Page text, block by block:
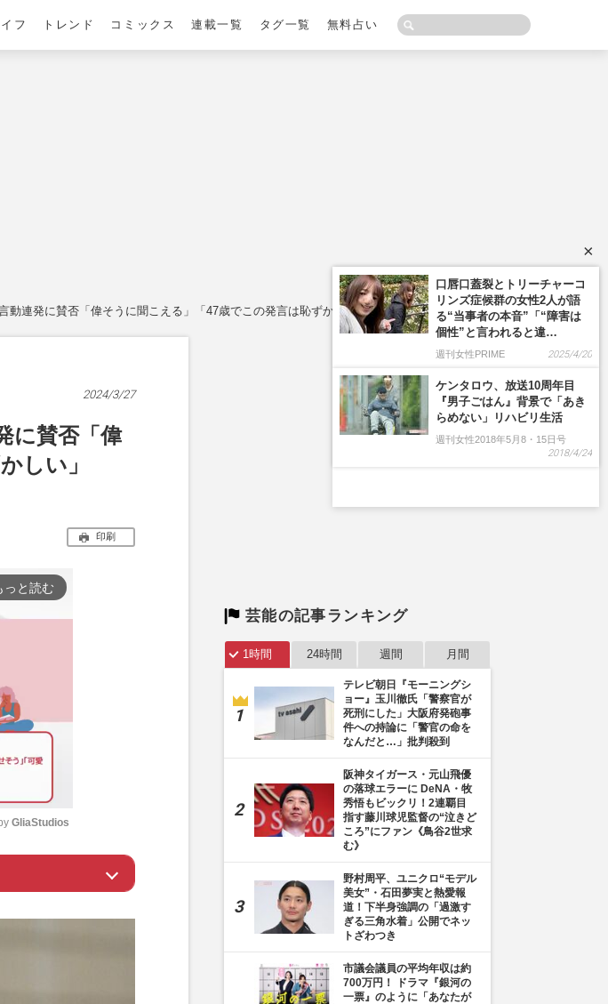
フ トレンド コミックス 連載一覧 タグ一覧 無料占い
動連発に賛否「偉そうに聞こえる」「47歳でこの発言は恥ずかしい」
2024/3/27
に賛否「偉
しい」
印刷
っと読む
GliaStudios
芸能の記事ランキング
1時間 24時間 週間 月間
テレビ朝日『モーニングシ
ョー』玉川徹氏「警察官が
死刑にした」大阪府発砲事
件への持論に「警官の命を
なんだと…」批判殺到
阪神タイガース・元山飛優
の落球エラーに DeNA・牧
秀悟もビックリ！2連覇目
指す藤川球児監督の“泣きど
ころ”にファン《鳥谷2世求
む》
野村周平、ユニクロ“モデル
美女”・石田夢実と熱愛報
道！下半身強調の「過激す
ぎる三角水着」公開でネッ
トざわつき
市議会議員の平均年収は約
700万円！ ドラマ『銀河の
一票』のように「あなたが
×